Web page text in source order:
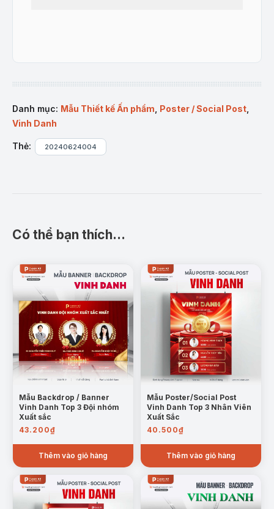
Danh mục: Mẫu Thiết kế Ấn phẩm Poster / Social Post
Vinh Danh
Thẻ: 20240624004
Có thể bạn thích…
Mẫu Backdrop / Banner
Vinh Danh Top 3 Đội nhóm
Xuất sắc
43.200₫
Thêm vào giỏ hàng
Mẫu Poster/Social Post
Vinh Danh Top 3 Nhân Viên
Xuất Sắc
40.500₫
Thêm vào giỏ hàng